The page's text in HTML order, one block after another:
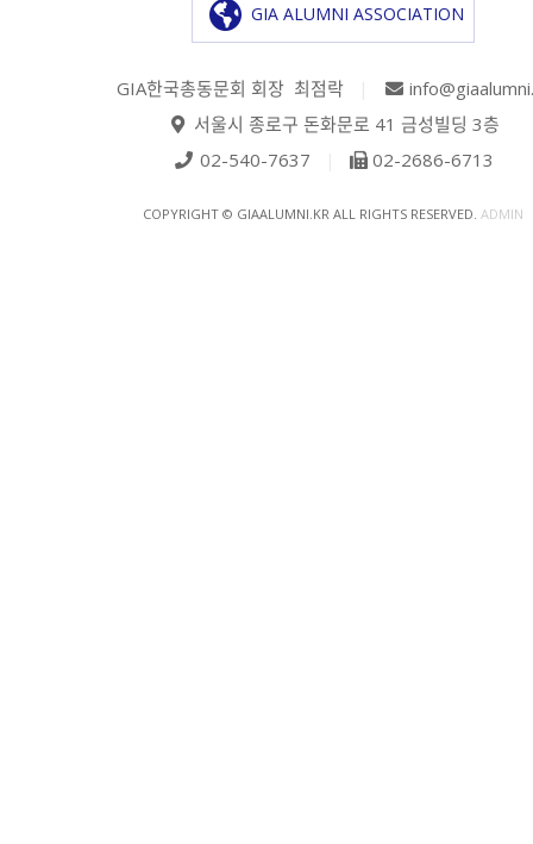
GIA ALUMNI ASSOCIATION
GIA한국총동문회 회장 최점락
서울시 종로구 돈화문로 41 금성빌딩 3층
02-540-7637
02-2686-6713
COPYRIGHT © GIAALUMNI.KR ALL RIGHTS RESERVED. ADMIN